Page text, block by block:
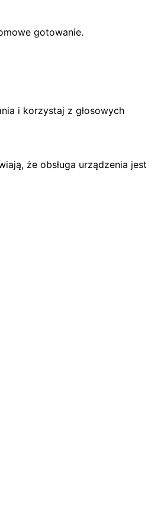
gotowanie.
i korzystaj z głosowych
że obsługa urządzenia jest